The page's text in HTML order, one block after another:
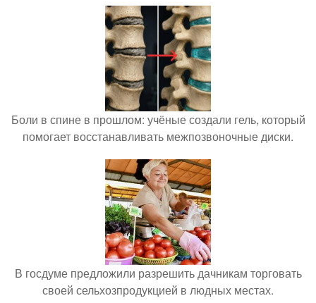
Боли в спине в прошлом: учёные создали гель, который
помогает восстанавливать межпозвоночные диски.
В госдуме предложили разрешить дачникам торговать
своей сельхозпродукцией в людных местах.